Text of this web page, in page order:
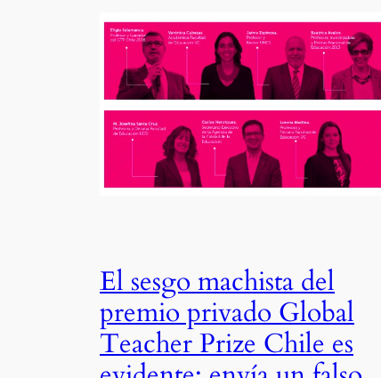
El sesgo machista del
premio privado Global
Teacher Prize Chile es